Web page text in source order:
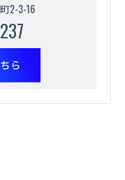
2-3-16
ら